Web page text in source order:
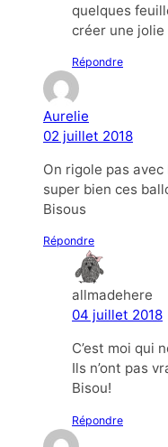
quelques
créer une jolie
Répondre
Aurelie
02 juillet 2018
On rigole pas
super bien ces
Bisous
Répondre
allmadehere
04 juillet 2018
C’est moi qui
Ils n’ont pas
Bisou!
Répondre